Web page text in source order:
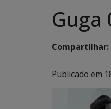
Guga
Compartilhar:
Publicado em